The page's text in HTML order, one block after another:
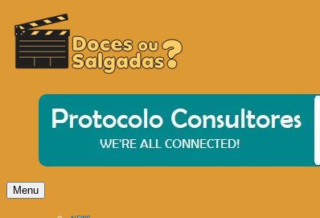
DOCES OU SALGADAS?
O Cinema? Uma Paixão!!
Menu